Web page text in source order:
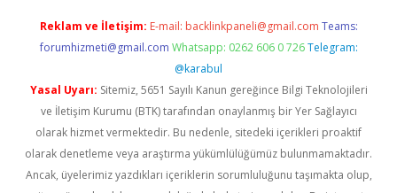
Reklam ve İletişim: E-mail: backlinkpaneli@gmail.com Teams:
forumhizmeti@gmail.com Whatsapp: 0262 606 0 726 Telegram:
@karabul
Yasal Uyarı: Sitemiz, 5651 Sayılı Kanun gereğince Bilgi Teknolojileri
ve İletişim Kurumu (BTK) tarafından onaylanmış bir Yer Sağlayıcı
olarak hizmet vermektedir. Bu nedenle, sitedeki içerikleri proaktif
olarak denetleme veya araştırma yükümlülüğümüz bulunmamaktadır.
Ancak, üyelerimiz yazdıkları içeriklerin sorumluluğunu taşımakta olup,